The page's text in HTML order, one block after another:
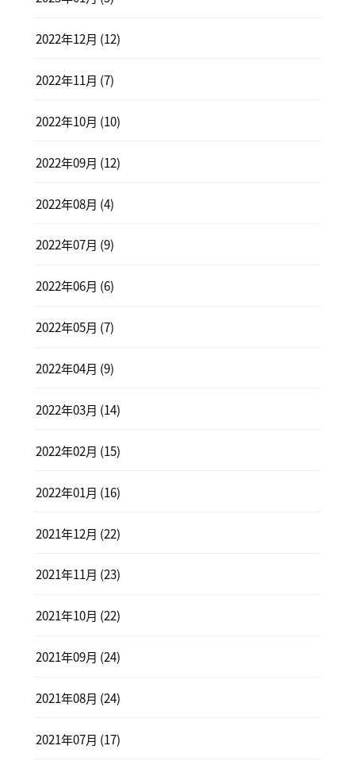
2022年12月 (12)
2022年11月 (7)
2022年10月 (10)
2022年09月 (12)
2022年08月 (4)
2022年07月 (9)
2022年06月 (6)
2022年05月 (7)
2022年04月 (9)
2022年03月 (14)
2022年02月 (15)
2022年01月 (16)
2021年12月 (22)
2021年11月 (23)
2021年10月 (22)
2021年09月 (24)
2021年08月 (24)
2021年07月 (17)